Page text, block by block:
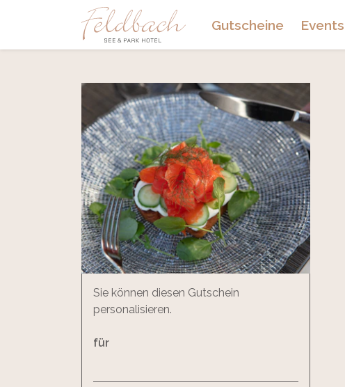
Gutscheine Events
Sie können diesen Gutschein
personalisieren.
für